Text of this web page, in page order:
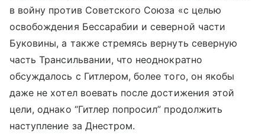
в войну против Советского Союза «с целью
освобождения Бессарабии и северной части
Буковины, а также стремясь вернуть северную
часть Трансильвании, что неоднократно
обсуждалось с Гитлером, более того, он якобы
даже не хотел воевать после достижения этой
цели, однако “Гитлер попросил” продолжить
наступление за Днестром.